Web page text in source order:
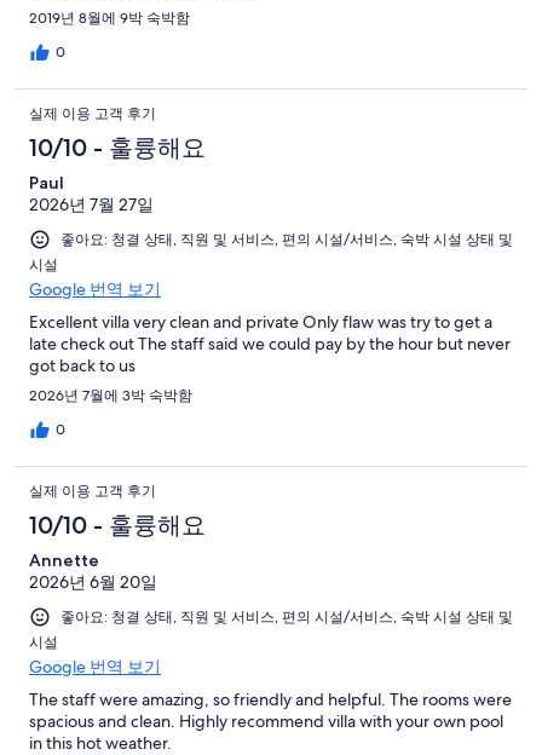
2019년 8월에 9박 숙박함
0
실제 이용 고객 후기
10/10 - 훌륭해요
Paul
2026년 7월 27일
좋아요: 청결 상태, 직원 및 서비스, 편의 시설/서비스, 숙박 시설 상태 및
시설
Google 번역 보기
Excellent villa very clean and private Only flaw was try to get a
late check out The staff said we could pay by the hour but never
got back to us
2026년 7월에 3박 숙박함
0
실제 이용 고객 후기
10/10 - 훌륭해요
Annette
2026년 6월 20일
좋아요: 청결 상태, 직원 및 서비스, 편의 시설/서비스, 숙박 시설 상태 및
시설
Google 번역 보기
The staff were amazing, so friendly and helpful. The rooms were
spacious and clean. Highly recommend villa with your own pool
in this hot weather.